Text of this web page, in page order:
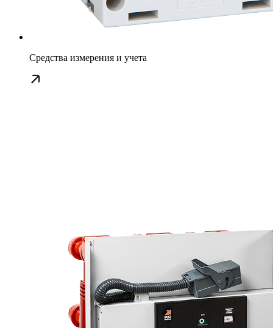
Средства измерения и учета